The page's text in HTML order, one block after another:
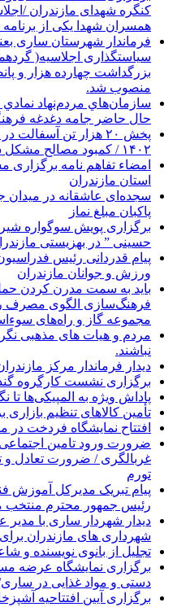
کنگره شهدای مازندران /
همسران شهدا یکی از
فرماندار شهرستان ساری
سیاستگذاری اجلاسیه(
بزرگداشت چهارده هزار و
منصوب شد.
سازمان‌هاي مردم‌نهاد
حال حاضر جامه دغدغه
پخش ۲۰ هزار تن
۱۴۰۲ / کمبود مصالح مشکل شهرداری ساری
امضاء تفاهم نامه برگزاری
استان مازندران
سجده‌ای عاشقانه در میدان
پاکبان مبلغ نماز
برگزاری پویش سوگواره
حسینی ” در بهزیستی
پیام قدردانی رئیس
ورزش و جوانان مازندران
باید به سمت مدرن کردن
فرهنگ‌سازی الگوی مصرف
مجموعه گاز و راه‌های
مردم و هیات های مذهبی
نباشند.
دیدار فرماندار مرکز
برگزاری نشست کارگروه
پاداش ویژه به المپیکی‌ها
تأمین کالاهای تنظیم
افتتاح نمایشگاه فردخت در
ضرورت ورود تامین
غربالگری / ضرورت تعادل
تورم
پیام تبریک مدیرکل آموزش
رئیس جمهور محترم منتخب
دیدار شهردار ساری با
شهرداری های مازندران
تجلیل از بانوی نویسنده و
برگزاری نمایشگاه عرضه
دستی و مواد غذایی در
برگزاری آیین افتتاحیه